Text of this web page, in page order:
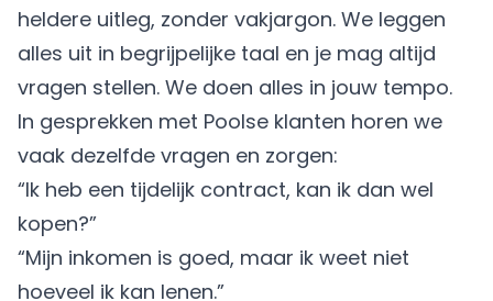
heldere uitleg, zonder vakjargon. We leggen
alles uit in begrijpelijke taal en je mag altijd
vragen stellen. We doen alles in jouw tempo.
In gesprekken met Poolse klanten horen we
vaak dezelfde vragen en zorgen:
“Ik heb een tijdelijk contract, kan ik dan wel
kopen?”
“Mijn inkomen is goed, maar ik weet niet
hoeveel ik kan lenen.”